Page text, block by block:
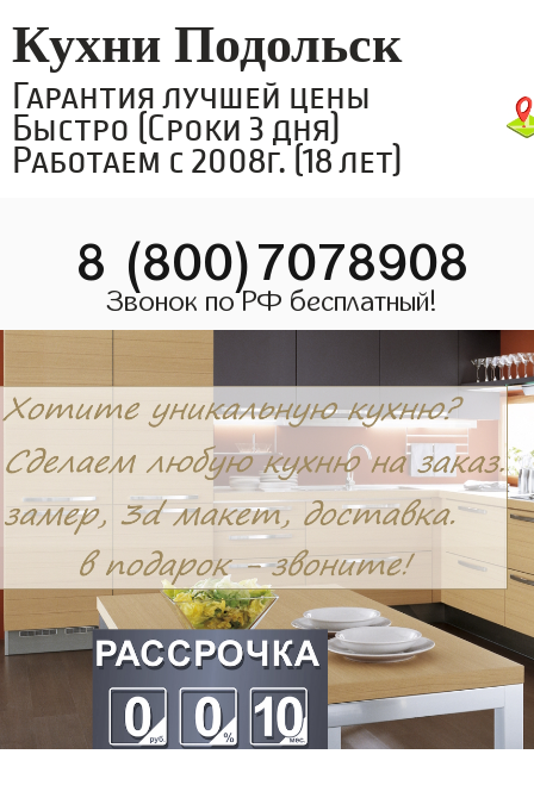
Кухни Подольск
Гарантия лучшей цены
Быстро (Сроки 3 дня)
Работаем с 2008г. (18 лет)
8 (800)7078908
Звонок по РФ бесплатный!